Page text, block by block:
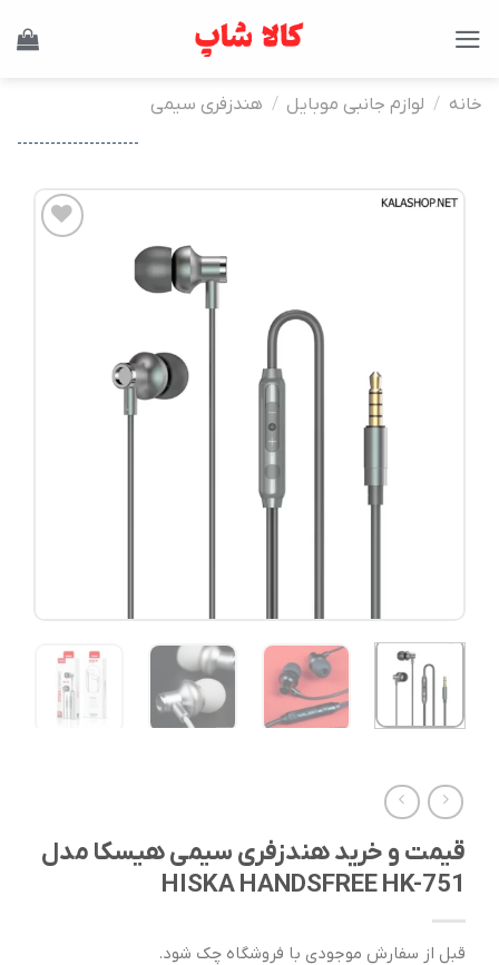
خانه / لوازم جانبی موبایل / هندزفری سیمی
----------------------
قیمت و خرید هندزفری سیمی هیسکا مدل
HISKA HANDSFREE HK-751
قبل از سفارش موجودی با فروشگاه چک شود.